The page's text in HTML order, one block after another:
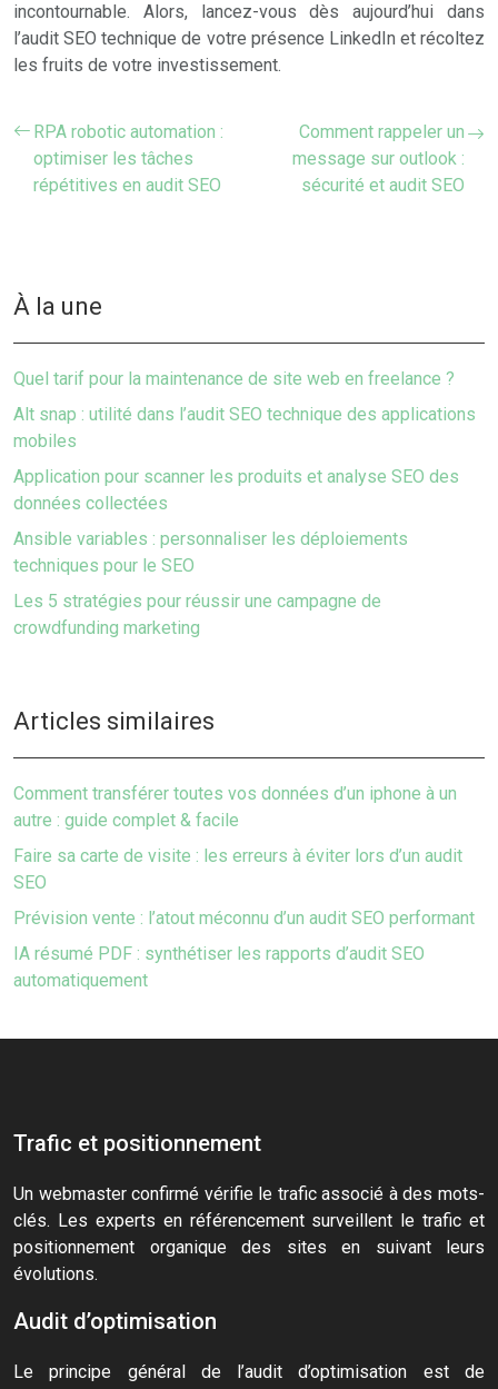
incontournable. Alors, lancez-vous dès aujourd’hui dans
l’audit SEO technique de votre présence LinkedIn et récoltez
les fruits de votre investissement.
RPA robotic automation :
optimiser les tâches
répétitives en audit SEO
Comment rappeler un
message sur outlook :
sécurité et audit SEO
À la une
Quel tarif pour la maintenance de site web en freelance ?
Alt snap : utilité dans l’audit SEO technique des applications
mobiles
Application pour scanner les produits et analyse SEO des
données collectées
Ansible variables : personnaliser les déploiements
techniques pour le SEO
Les 5 stratégies pour réussir une campagne de
crowdfunding marketing
Articles similaires
Comment transférer toutes vos données d’un iphone à un
autre : guide complet & facile
Faire sa carte de visite : les erreurs à éviter lors d’un audit
SEO
Prévision vente : l’atout méconnu d’un audit SEO performant
IA résumé PDF : synthétiser les rapports d’audit SEO
automatiquement
Trafic et positionnement
Un webmaster confirmé vérifie le trafic associé à des mots-
clés. Les experts en référencement surveillent le trafic et
positionnement organique des sites en suivant leurs
évolutions.
Audit d’optimisation
Le principe général de l’audit d’optimisation est de